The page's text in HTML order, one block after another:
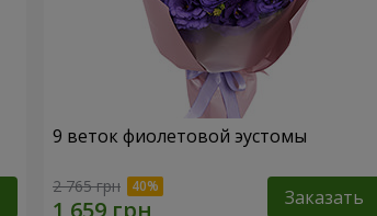
9 веток фиолетовой эустомы
2 765 грн Заказать